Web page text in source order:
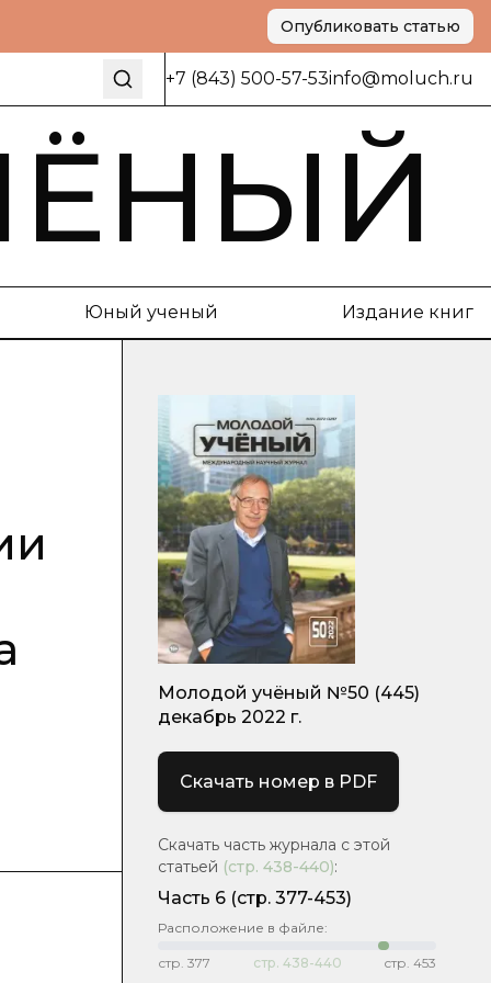
Опубликовать статью
+7 (843) 500-57-53info@moluch.ru
Юный ученый Издание книг
Молодой учёный №50 (445)
декабрь 2022 г.
Скачать номер в PDF
Скачать часть журнала с этой
статьей (стр. 438-440):
Часть 6 (стр. 377-453)
Расположение в файле:
стр. 377 стр. 438-440 стр. 453